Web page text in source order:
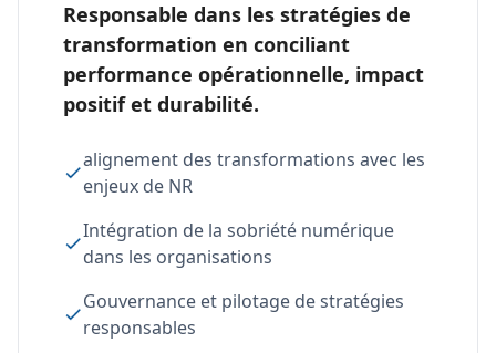
Responsable dans les stratégies de
transformation en conciliant
performance opérationnelle, impact
positif et durabilité.
alignement des transformations avec les
enjeux de NR
Intégration de la sobriété numérique
dans les organisations
Gouvernance et pilotage de stratégies
responsables